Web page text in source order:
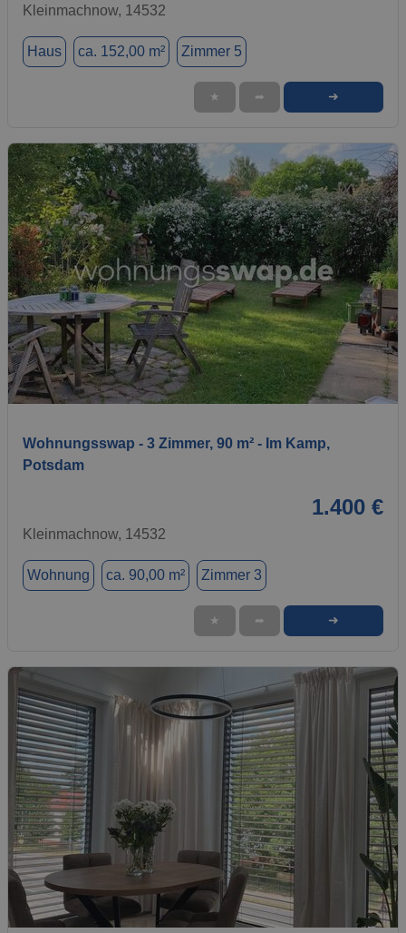
Kleinmachnow, 14532
Haus ca. 152,00 m² Zimmer 5
★ ➦ ➜
1 / 12
Wohnungsswap - 3 Zimmer, 90 m² - Im Kamp,
Potsdam
1.400 €
Kleinmachnow, 14532
Wohnung ca. 90,00 m² Zimmer 3
★ ➦ ➜
1 / 14